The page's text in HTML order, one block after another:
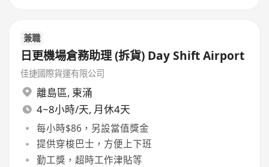
兼職
日更機場倉務助理 (拆貨) Day Shift Airport
佳捷國際貨運有限公司
離島區, 東涌
4~8小時/天, 月休4天
每小時$86，另設當值獎金
提供穿梭巴士，方便上下班
勤工獎，超時工作津貼等